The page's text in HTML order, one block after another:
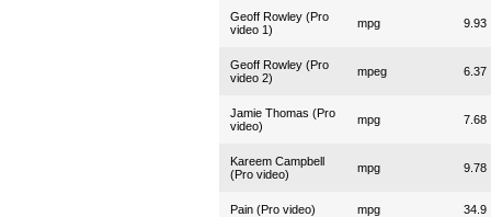
Geoff Rowley (Pro
video 1)
mpg 9.93
Geoff Rowley (Pro
video 2)
mpeg 6.37
Jamie Thomas (Pro
video)
mpg 7.68
Kareem Campbell
(Pro video)
mpg 9.78
Pain (Pro video) mpg 34.9